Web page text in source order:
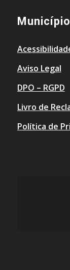
Município
Aviso Legal
DPO – RGPD
Livro de
Política de